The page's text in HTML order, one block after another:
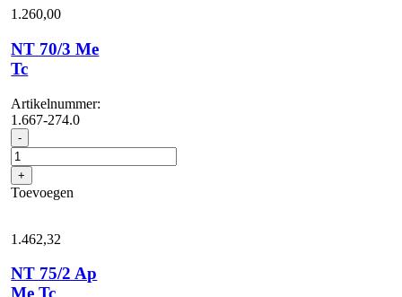
1.260,00
NT 70/3 Me
Tc
Artikelnummer:
1.667-274.0
- NT
70/3
Me
Tc
aantal
+
Toevoegen
1.462,32
NT 75/2 Ap
Me Tc